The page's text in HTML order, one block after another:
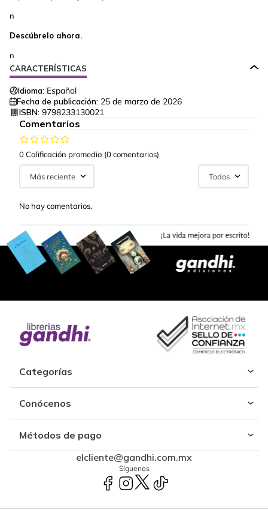
n
Descúbrelo ahora.
n
CARACTERÍSTICAS
Idioma: Español
Fecha de publicación: 25 de marzo de 2026
ISBN: 9798233130021
Comentarios
0 Calificación promedio (0 comentarios)
Más reciente Todos
No hay comentarios.
Categorías
Conócenos
Métodos de pago
elcliente@gandhi.com.mx
Síguenos